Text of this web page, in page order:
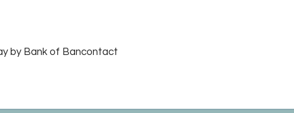
by Bank of Bancontact